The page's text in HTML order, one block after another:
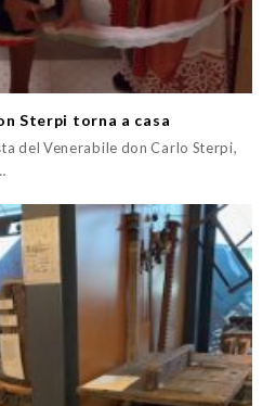
Sterpi torna a casa
del Venerabile don Carlo Sterpi,